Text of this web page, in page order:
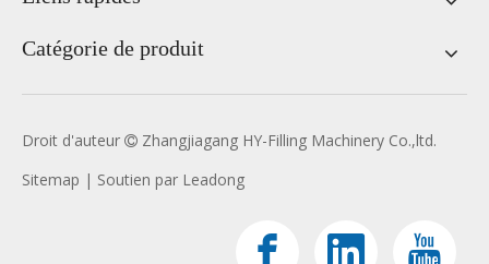
Catégorie de produit
Droit d'auteur  Zhangjiagang HY-Filling Machinery Co.,ltd.
Sitemap | Soutien par Leadong